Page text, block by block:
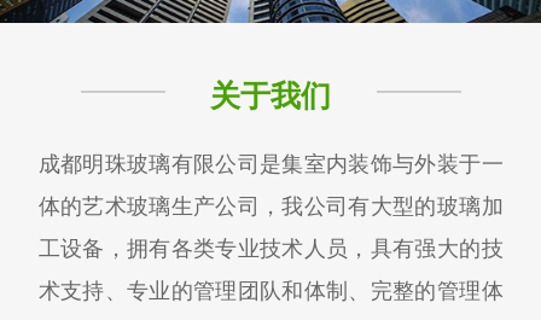
关于我们
成都明珠玻璃有限公司是集室内装饰与外装于一
体的艺术玻璃生产公司，我公司有大型的玻璃加
工设备，拥有各类专业技术人员，具有强大的技
术支持、专业的管理团队和体制、完整的管理体